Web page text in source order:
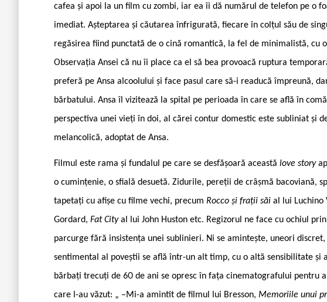
cafea și apoi la un film cu zombi, iar ea îi dă numărul de telefon pe o
imediat. Așteptarea și căutarea înfrigurată, fiecare în colțul său de
regăsirea fiind punctată de o cină romantică, la fel de minimalistă, cu
Observația Ansei că nu îi place ca el să bea provoacă ruptura
preferă pe Ansa alcoolului și face pasul care să-i readucă împreună,
bărbatului. Ansa îl vizitează la spital pe perioada în care se află în
perspectiva unei vieți în doi, al cărei contur domestic este subliniat și
melancolică, adoptat de Ansa.
Filmul este rama și fundalul pe care se desfășoară această love story
o cumințenie, o sfială desuetă. Zidurile, pereții de crâșmă bacoviană,
tapetați cu afișe cu filme vechi, precum Rocco și frații săi al lui Luchino
Gordard, Fat Cityal lui John Huston etc. Regizorul ne face cu ochiul
parcurge fără insistența unei sublinieri. Ni se amintește, uneori
sentimental al poveștii se află într-un alt timp, cu o altă sensibilitate și
bărbați trecuți de 60 de ani se opresc în fața cinematografului pentru
care l-au văzut: „ –Mi-a amintit de filmul lui Bresson, Memoriile unui